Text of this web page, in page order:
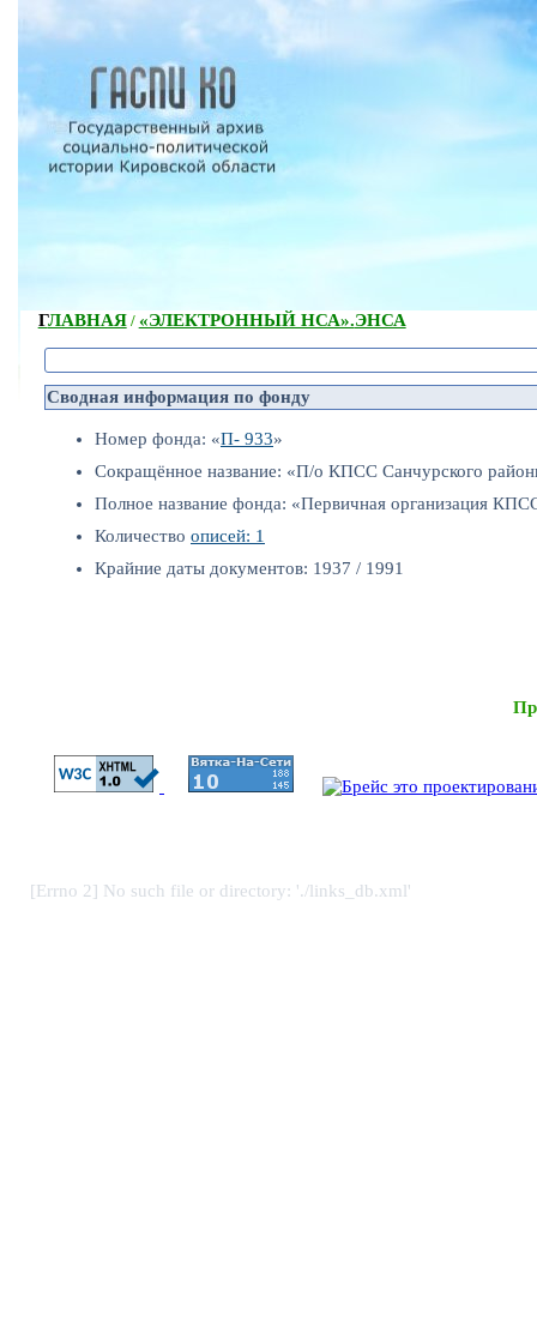
ГЛАВНАЯ/ «ЭЛЕКТРОННЫЙ НСА».ЭНСА
Сводная информация по фонду
Номер фонда: «П- 933»
Сокращённое название: «П/о КПСС Санчурского
Полное название фонда: «Первичная организация
Количество описей: 1
Крайние даты документов: 1937 / 1991
[Errno 2] No such file or directory: './links_db.xml'